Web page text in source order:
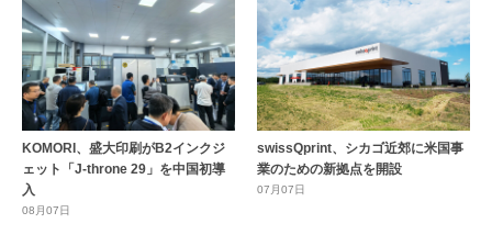
KOMORI、盛大印刷がB2インクジ
ェット「J-throne 29」を中国初導
入
08月07日
swissQprint、シカゴ近郊に⽶国事
業のための新拠点を開設
07月07日